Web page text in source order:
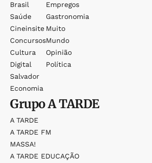
Brasil
Saúde
Cineinsite
Concursos
Cultura
Digital
Salvador
Economia
Empregos
Gastronomia
Muito
Mundo
Opinião
Política
GrupoA TARDE
A TARDE
A TARDE FM
MASSA!
A TARDE EDUCAÇÃO